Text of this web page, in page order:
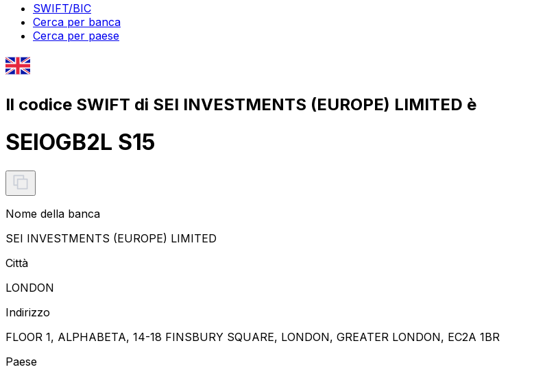
SWIFT/BIC
Cerca per banca
Cerca per paese
Il codice SWIFT di SEI INVESTMENTS (EUROPE) LIMITED è
SEIOGB2L S15
Nome della banca
SEI INVESTMENTS (EUROPE) LIMITED
Città
LONDON
Indirizzo
FLOOR 1, ALPHABETA, 14-18 FINSBURY SQUARE, LONDON, GREATER LONDON, EC2A 1BR
Paese